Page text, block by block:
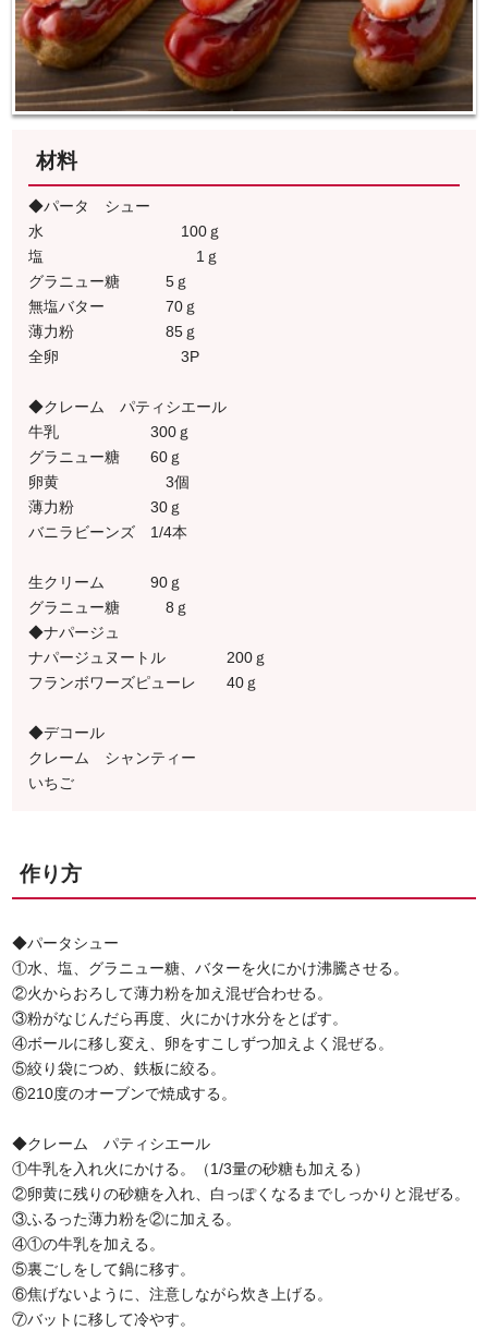
材料
◆パータ シュー
水 100ｇ
塩 1ｇ
グラニュー糖 5ｇ
無塩バター 70ｇ
薄力粉 85ｇ
全卵 3P
◆クレーム パティシエール
牛乳 300ｇ
グラニュー糖 60ｇ
卵黄 3個
薄力粉 30ｇ
バニラビーンズ 1/4本
生クリーム 90ｇ
グラニュー糖 8ｇ
◆ナパージュ
ナパージュヌートル 200ｇ
フランボワーズピューレ 40ｇ
◆デコール
クレーム シャンティー
いちご
作り方
◆パータシュー
①水、塩、グラニュー糖、バターを火にかけ沸騰させる。
②火からおろして薄力粉を加え混ぜ合わせる。
③粉がなじんだら再度、火にかけ水分をとばす。
④ボールに移し変え、卵をすこしずつ加えよく混ぜる。
⑤絞り袋につめ、鉄板に絞る。
⑥210度のオーブンで焼成する。
◆クレーム パティシエール
①牛乳を入れ火にかける。（1/3量の砂糖も加える）
②卵黄に残りの砂糖を入れ、白っぽくなるまでしっかりと混ぜる。
③ふるった薄力粉を②に加える。
④①の牛乳を加える。
⑤裏ごしをして鍋に移す。
⑥焦げないように、注意しながら炊き上げる。
⑦バットに移して冷やす。